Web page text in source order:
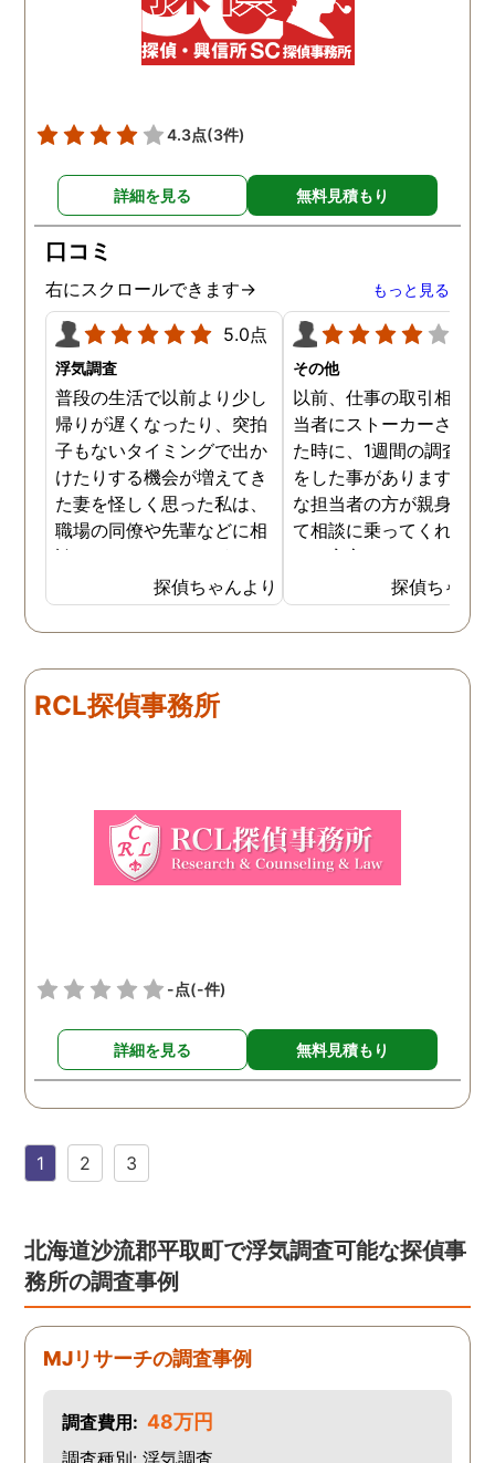
4.3点(3件)
詳細を見る 無料見積もり
口コミ
右にスクロールできます→ もっと見る
5.0点
浮気調査
普段の生活で以前より少し
帰りが遅くなったり、突拍
子もないタイミングで出か
けたりする機会が増えてき
た妻を怪しく思った私は、
職場の同僚や先輩などに相
談していました。 そういっ
た相談の回答の一つに調査
を依頼することを勧めら
れ、私は一度相談してみま
に見積もりをもらったとこ
ろ、それほど財布への負担
複雑ですが感謝していま
探偵ちゃんより
その他
以前、仕事の取引相手の
当者にストーカーされて
た時に、1週間の調査依頼
をした事があります。親
な担当者の方が親身にな
て相談に乗ってくれたた
め、安心しました。同じ
うな被害に遭う可能性も
慮し、引越しましたので
もう大丈夫かと思います
探偵ちゃん
RCL探偵事務所
-点(-件)
詳細を見る 無料見積もり
1 2 3
北海道沙流郡平取町で浮気調査可能な探偵事
務所の調査事例
MJリサーチの調査事例
調査費用: 48万円
調査種別: 浮気調査